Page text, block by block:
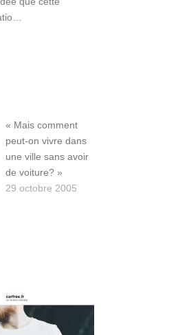
« Mais comment
peut-on vivre dans
une ville sans avoir
de voiture? »
29 octobre 2005